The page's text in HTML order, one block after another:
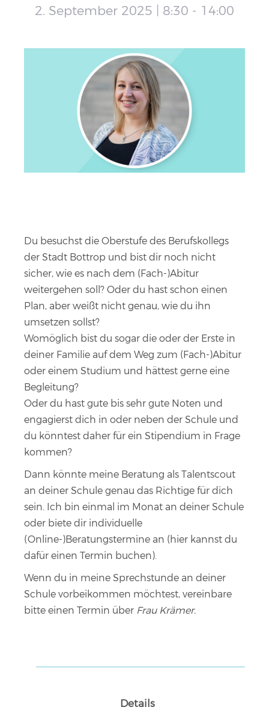
2. September 2025 | 8:30 - 14:00
Du besuchst die Oberstufe des Berufskollegs
der Stadt Bottrop und bist dir noch nicht
sicher, wie es nach dem (Fach-)Abitur
weitergehen soll? Oder du hast schon einen
Plan, aber weißt nicht genau, wie du ihn
umsetzen sollst?
Womöglich bist du sogar die oder der Erste in
deiner Familie auf dem Weg zum (Fach-)Abitur
oder einem Studium und hättest gerne eine
Begleitung?
Oder du hast gute bis sehr gute Noten und
engagierst dich in oder neben der Schule und
du könntest daher für ein Stipendium in Frage
kommen?
Dann könnte meine Beratung als Talentscout
an deiner Schule genau das Richtige für dich
sein. Ich bin einmal im Monat an deiner Schule
oder biete dir individuelle
(Online-)Beratungstermine an (hier kannst du
dafür einen Termin buchen).
Wenn du in meine Sprechstunde an deiner
Schule vorbeikommen möchtest, vereinbare
bitte einen Termin über Frau Krämer.
Details